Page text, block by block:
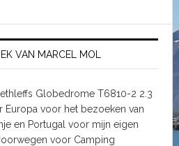
VAN MARCEL MOL
Globedrome T6810-2 2.3
Europa voor het bezoeken van
en Portugal voor mijn eigen
voor Camping